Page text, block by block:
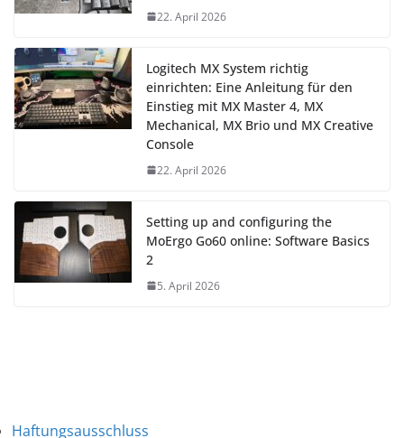
22. April 2026
Logitech MX System richtig
einrichten: Eine Anleitung für den
Einstieg mit MX Master 4, MX
Mechanical, MX Brio und MX Creative
Console
22. April 2026
Setting up and configuring the
MoErgo Go60 online: Software Basics
2
5. April 2026
Haftungsausschluss